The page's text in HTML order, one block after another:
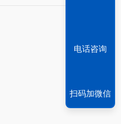
电话咨询
扫码加微信